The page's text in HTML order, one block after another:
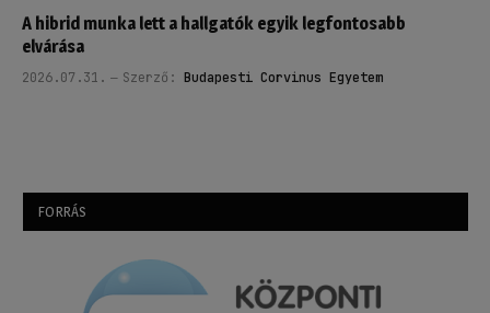
A hibrid munka lett a hallgatók egyik legfontosabb
elvárása
2026.07.31. Szerző: Budapesti Corvinus Egyetem
FORRÁS